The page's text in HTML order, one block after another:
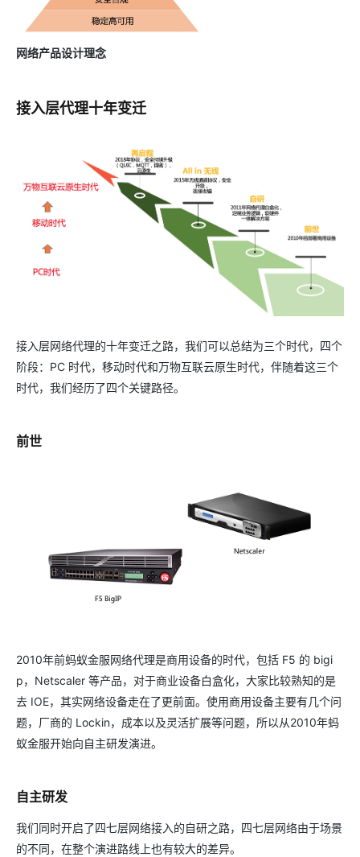
网络产品设计理念
接入层代理十年变迁
接入层网络代理的十年变迁之路，我们可以总结为三个时代，四个
阶段：PC 时代，移动时代和万物互联云原生时代，伴随着这三个
时代，我们经历了四个关键路径。
前世
2010年前蚂蚁金服网络代理是商用设备的时代，包括 F5 的 bigi
p，Netscaler 等产品，对于商业设备白盒化，大家比较熟知的是
去 IOE，其实网络设备走在了更前面。使用商用设备主要有几个问
题，厂商的 Lockin，成本以及灵活扩展等问题，所以从2010年蚂
蚁金服开始向自主研发演进。
自主研发
我们同时开启了四七层网络接入的自研之路，四七层网络由于场景
的不同，在整个演进路线上也有较大的差异。